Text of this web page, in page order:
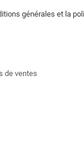
générales et la
de ventes